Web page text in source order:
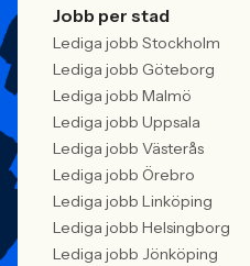
Jobb per stad
Lediga jobb Stockholm
Lediga jobb Göteborg
Lediga jobb Malmö
Lediga jobb Uppsala
Lediga jobb Västerås
Lediga jobb Örebro
Lediga jobb Linköping
Lediga jobb Helsingborg
Lediga jobb Jönköping